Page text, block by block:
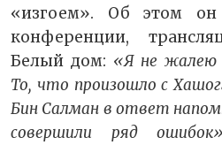
«изгоем». Об этом он
конференции,
Белый дом: «Я не жалею
То, что произошло с
Бин Салман в ответ
совершили ряд